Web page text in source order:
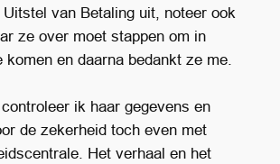
van Betaling uit, noteer ook
ze over moet stappen om in
komen en daarna bedankt ze me.
ik haar gegevens en
de zekerheid toch even met
Het verhaal en het